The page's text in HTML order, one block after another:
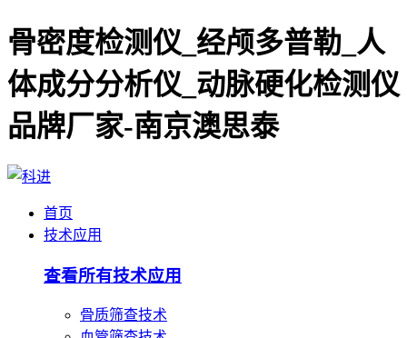
骨密度检测仪_经颅多普勒_人
体成分分析仪_动脉硬化检测仪
品牌厂家-南京澳思泰
首页
技术应用
查看所有技术应用
骨质筛查技术